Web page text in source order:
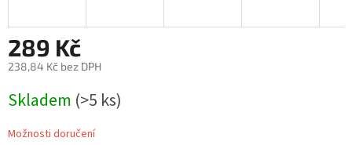
289 Kč
238,84 Kč bez DPH
cena:
Skladem (>5 ks)
Možnosti doručení